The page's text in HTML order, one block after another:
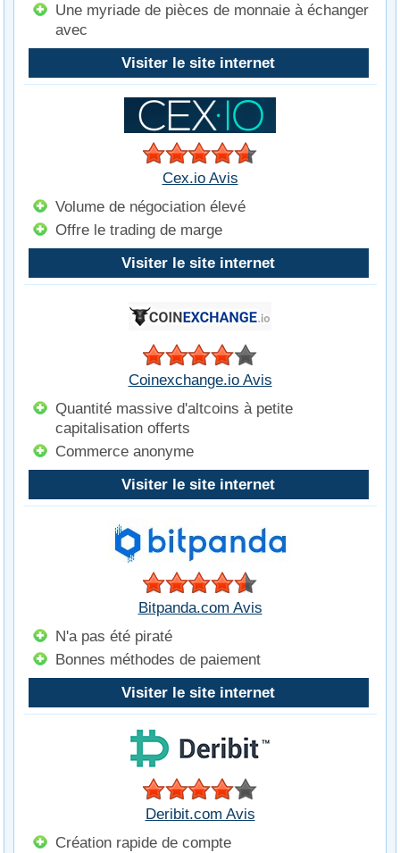
Une myriade de pièces de monnaie à échanger
avec
Visiter le site internet
Cex.io Avis
Volume de négociation élevé
Offre le trading de marge
Visiter le site internet
Coinexchange.io Avis
Quantité massive d'altcoins à petite
capitalisation offerts
Commerce anonyme
Visiter le site internet
Bitpanda.com Avis
N'a pas été piraté
Bonnes méthodes de paiement
Visiter le site internet
Deribit.com Avis
Création rapide de compte